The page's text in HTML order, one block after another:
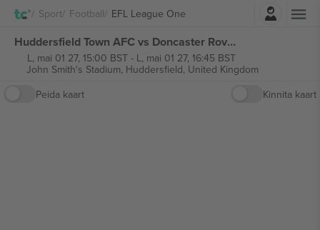
Sport Football EFL League OneLogi sisse
Huddersfield Town AFC vs Doncaster Rovers FC EFL League One piletid
L, mai 01 27, 15:00 BST- L, mai 01 27, 16:45 BST
John Smith's Stadium, Huddersfield, United Kingdom
Peida kaart
Kinnita kaart